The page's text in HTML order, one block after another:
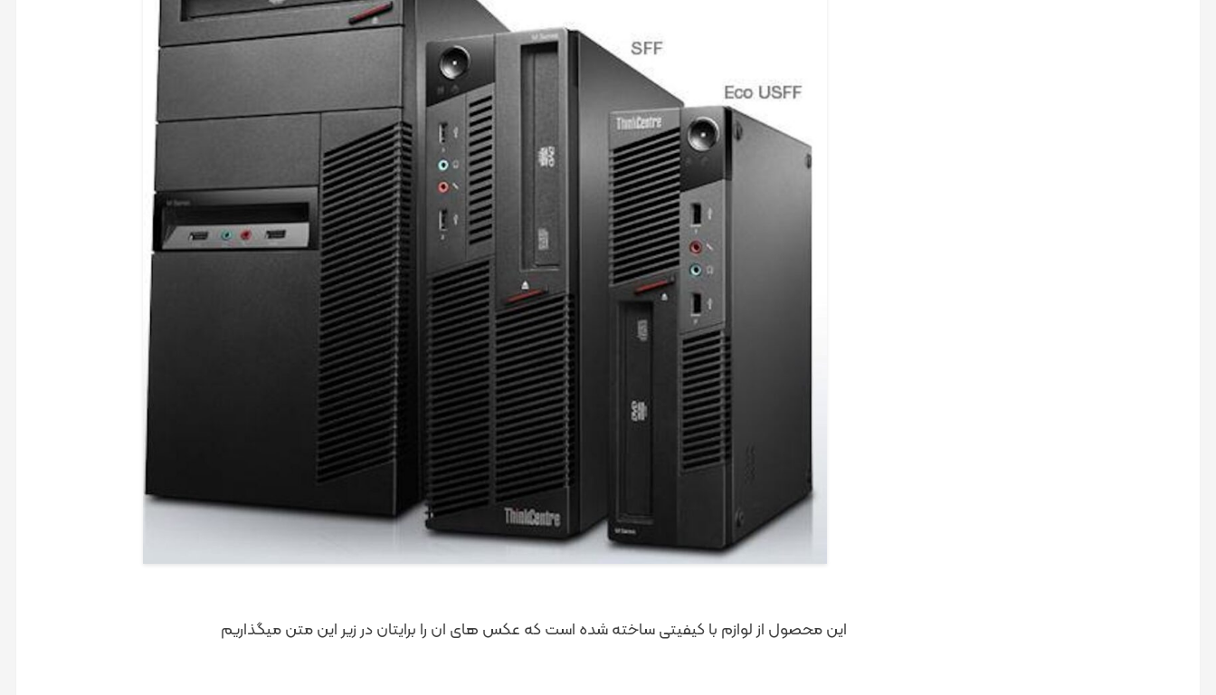
این محصول از لوازم با کیفیتی ساخته شده است که عکس های ان را برایتان در زیر این متن میگذاریم